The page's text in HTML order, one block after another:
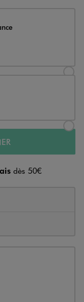
dès 50€